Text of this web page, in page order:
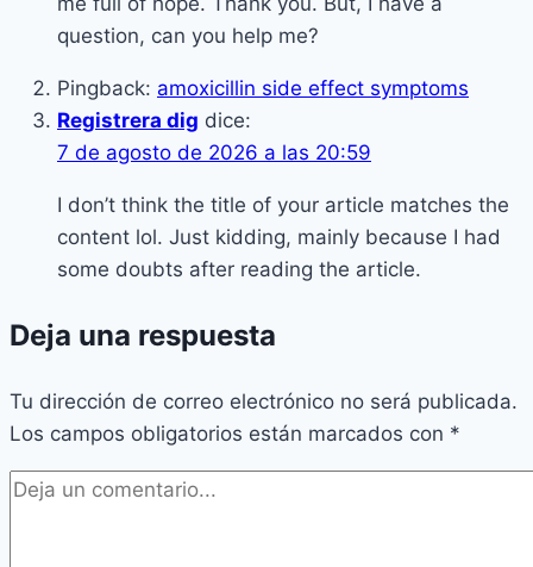
question, can you help me?
Pingback: amoxicillin side effect symptoms
Registrera dig dice:
7 de agosto de 2026 a las 20:59
I don’t think the title of your article matches the
content lol. Just kidding, mainly because I had
some doubts after reading the article.
Deja una respuesta
Tu dirección de correo electrónico no será publicada.
Los campos obligatorios están marcados con *